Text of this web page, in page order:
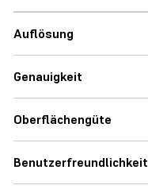
Auflösung
Genauigkeit
Oberflächengüte
Benutzerfreundlichkeit